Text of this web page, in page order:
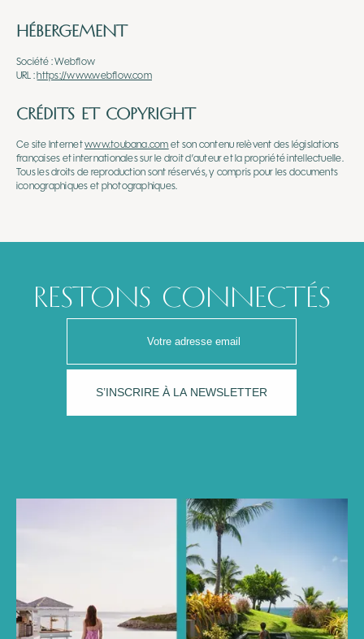
HÉBERGEMENT
Société : Webflow
URL :https://www.webflow.com
CRÉDITS ET COPYRIGHT
Ce site Internetwww.toubana.comet son contenu relèvent des législations
françaises et internationales sur le droit d’auteur et la propriété intellectuelle.
Tous les droits de reproduction sont réservés, y compris pour les documents
iconographiques et photographiques.
RESTONS CONNECTÉS